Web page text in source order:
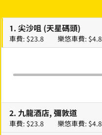
1. 尖沙咀 (天星碼頭)
車費: $23.8 樂悠車費: $4.8
2. 九龍酒店, 彌敦道
車費: $23.8 樂悠車費: $4.8